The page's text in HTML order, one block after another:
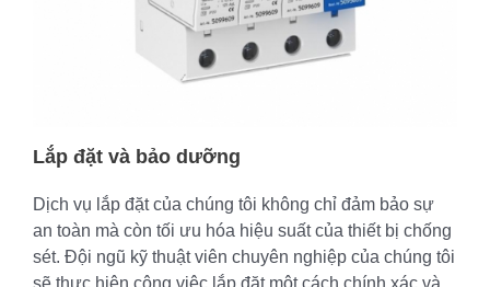
Lắp đặt và bảo dưỡng
Dịch vụ lắp đặt của chúng tôi không chỉ đảm bảo sự
an toàn mà còn tối ưu hóa hiệu suất của thiết bị chống
sét. Đội ngũ kỹ thuật viên chuyên nghiệp của chúng tôi
sẽ thực hiện công việc lắp đặt một cách chính xác và